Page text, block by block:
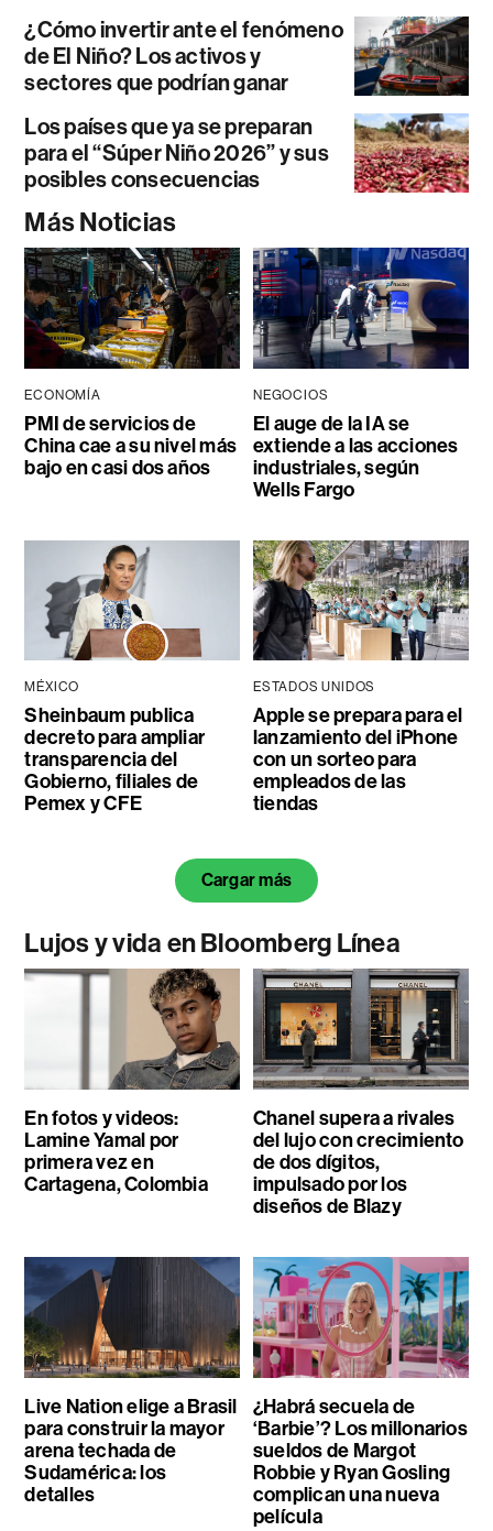
¿Cómo invertir ante el fenómeno
de El Niño? Los activos y
sectores que podrían ganar
Los países que ya se preparan
para el “Súper Niño 2026” y sus
posibles consecuencias
Más Noticias
ECONOMÍA
PMI de servicios de
China cae a su nivel más
bajo en casi dos años
NEGOCIOS
El auge de la IA se
extiende a las acciones
industriales, según
Wells Fargo
MÉXICO
Sheinbaum publica
decreto para ampliar
transparencia del
Gobierno, filiales de
Pemex y CFE
ESTADOS UNIDOS
Apple se prepara para el
lanzamiento del iPhone
con un sorteo para
empleados de las
tiendas
Cargar más
Lujos y vida en Bloomberg Línea
En fotos y videos:
Lamine Yamal por
primera vez en
Cartagena, Colombia
Chanel supera a rivales
del lujo con crecimiento
de dos dígitos,
impulsado por los
diseños de Blazy
Live Nation elige a Brasil
para construir la mayor
arena techada de
Sudamérica: los
detalles
¿Habrá secuela de
‘Barbie’? Los millonarios
sueldos de Margot
Robbie y Ryan Gosling
complican una nueva
película